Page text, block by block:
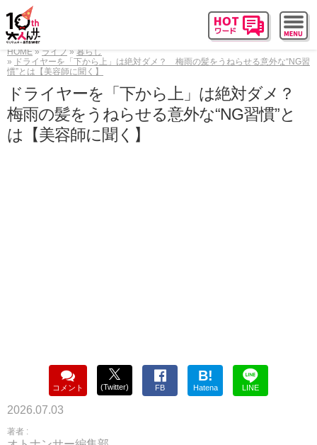
HOME ライフ
暮らし
ドライヤーを「下から上」は絶対ダメ？ 梅雨の髪をうねらせる意外な“NG習
慣”とは【美容師に聞く】
ドライヤーを「下から上」は絶対ダメ？
梅雨の髪をうねらせる意外な“NG習慣”と
は【美容師に聞く】
コメント (Twitter) FB
B!
Hatena LINE
2026.07.03
著者 :